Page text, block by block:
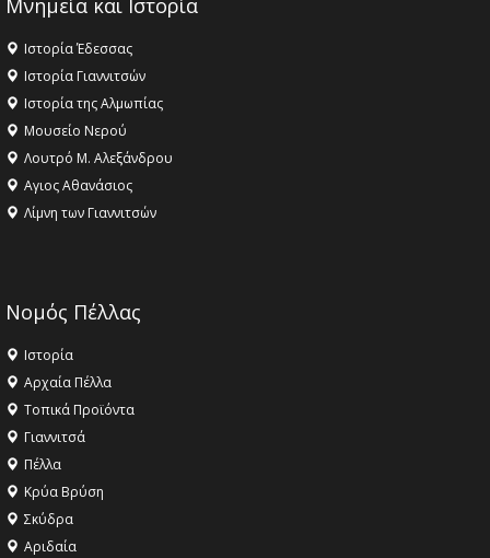
Μνημεία και Ιστορία
Ιστορία Έδεσσας
Ιστορία Γιαννιτσών
Ιστορία της Αλμωπίας
Μουσείο Νερού
Λουτρό Μ. Αλεξάνδρου
Αγιος Αθανάσιος
Λίμνη των Γιαννιτσών
Νομός Πέλλας
Ιστορία
Αρχαία Πέλλα
Τοπικά Προϊόντα
Γιαννιτσά
Πέλλα
Κρύα Βρύση
Σκύδρα
Αριδαία